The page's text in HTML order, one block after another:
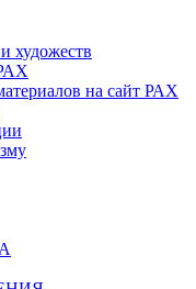
художеств
на сайт РАХ